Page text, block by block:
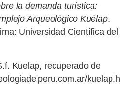
la demanda turística:
Arqueológico Kuélap.
Universidad Científica del
Kuelap, recuperado de
kuelap.h